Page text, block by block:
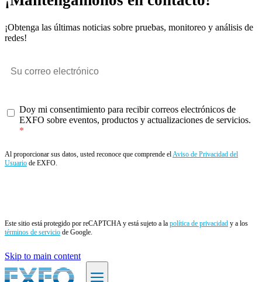
¡Obtenga las últimas noticias sobre pruebas, monitoreo y análisis de
redes!
Doy mi consentimiento para recibir correos electrónicos de
EXFO sobre eventos, productos y actualizaciones de servicios.
Al proporcionar sus datos, usted reconoce que comprende elAviso de Privacidad del
Usuario de EXFO.
Este sitio está protegido por reCAPTCHA y está sujeto a la política de privacidad y a los
términos de servicio de Google.
Skip to main content